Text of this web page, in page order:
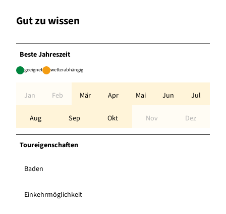
Gut zu wissen
Beste Jahreszeit
geeignet wetterabhängig
Jan Feb Mär Apr Mai Jun Jul
Aug Sep Okt Nov Dez
Toureigenschaften
Baden
Einkehrmöglichkeit